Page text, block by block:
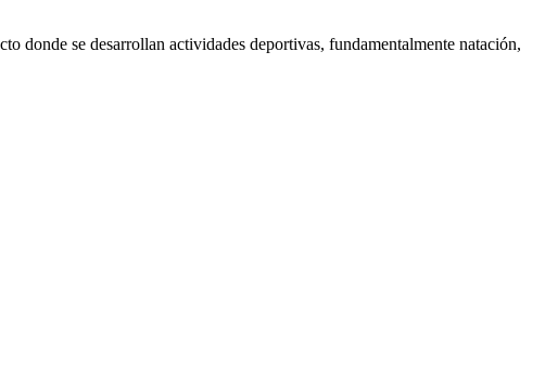
se desarrollan actividades deportivas, fundamentalmente natación,